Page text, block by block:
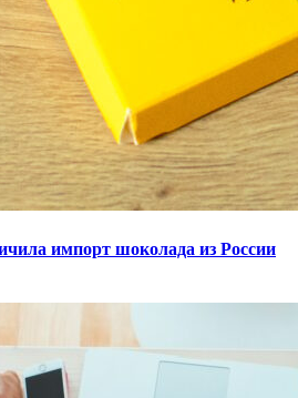
импорт шоколада из России